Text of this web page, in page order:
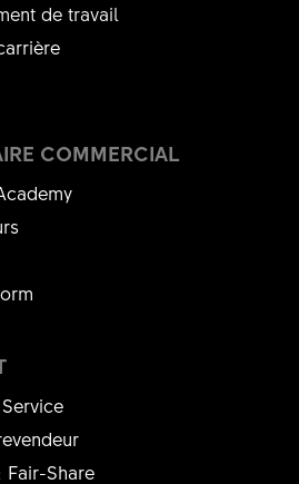
de travail
Fair-Share
COMMERCIAL